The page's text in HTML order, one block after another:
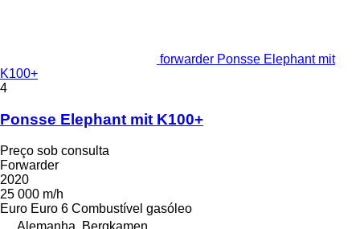
forwarder Ponsse Elephant mit
K100+
4
Ponsse Elephant mit K100+
Preço sob consulta
Forwarder
2020
25 000 m/h
Euro Euro 6 Combustível gasóleo
Alemanha, Bergkamen